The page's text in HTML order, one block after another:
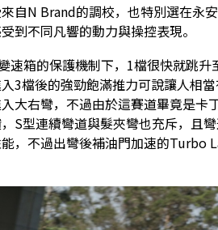
自N Brand的調校，也特別選在永
到不同凡響的動力與操控表現。
速箱的保護機制下，1檔很快就跳升
3檔後的強勁飽滿推力可說讓人相
大右彎，不過由於這賽道畢竟是卡
S型連續彎道與髮夾彎也充斥，且
，不過出彎後補油門加速的Turbo